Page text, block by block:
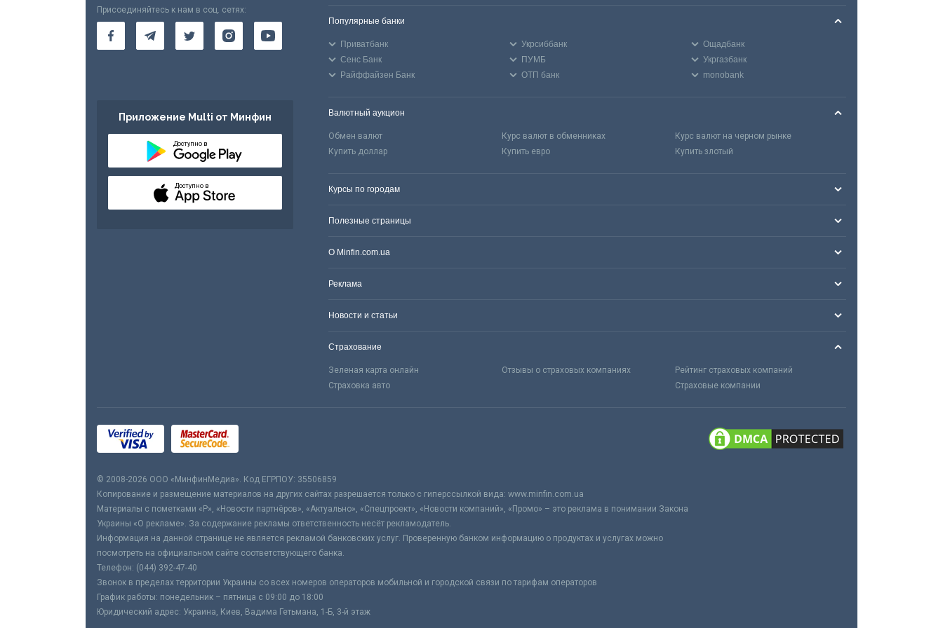
Присоединяйтесь к нам в соц. сетях:
Приложение Multi от Минфин
Доступно в
Доступно в
Популярные банки
Приватбанк Укрсиббанк
Ощадбанк
Сенс Банк
ПУМБ
Укргазбанк
Райффайзен Банк
ОТП банк monobank
Валютный аукцион
Обмен валют Курс валют в обменниках
Курс валют на черном рынке
Купить доллар
Купить евро Купить злотый
Курсы по городам
Полезные страницы
О Minfin.com.ua
Реклама
Новости и статьи
Страхование
Зеленая карта онлайн Отзывы о страховых компаниях
Рейтинг страховых компаний
Страховка авто
Страховые компании
© 2008-2026 ООО «МинфинМедиа». Код ЕГРПОУ: 35506859
Копирование и размещение материалов на других сайтах разрешается только с гиперссылкой вида: www.minfin.com.ua
Материалы с пометками «Р», «Новости партнёров», «Актуально», «Спецпроект», «Новости компаний», «Промо» – это реклама в понимании Закона
Украины «О рекламе». За содержание рекламы ответственность несёт рекламодатель.
Информация на данной странице не является рекламой банковских услуг. Проверенную банком информацию о продуктах и услугах можно
посмотреть на официальном сайте соответствующего банка.
Телефон: (044) 392-47-40
Звонок в пределах территории Украины со всех номеров операторов мобильной и городской связи по тарифам операторов
График работы: понедельник – пятница с 09:00 до 18:00
Юридический адрес: Украина, Киев, Вадима Гетьмана, 1-Б, 3-й этаж